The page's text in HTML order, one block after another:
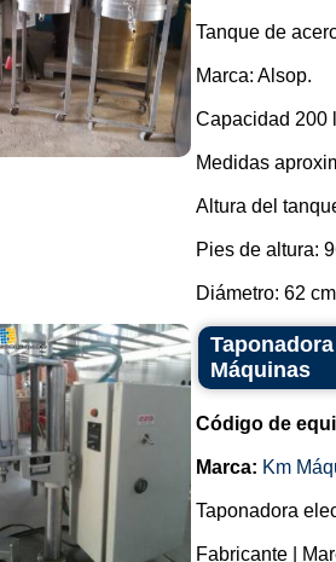
Tanque de
Marca: Alsop.
Capacidad 200
Medidas
Altura del
Pies de altura:
Diámetro: 62
Máquinas
Código de
Marca: Km
Taponadora
Fabricante |